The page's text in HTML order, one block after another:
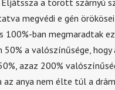
megvédi e gén
ban megmaradtak
a valószínűsége, hogy
azaz 200%
anya nem élte túl a